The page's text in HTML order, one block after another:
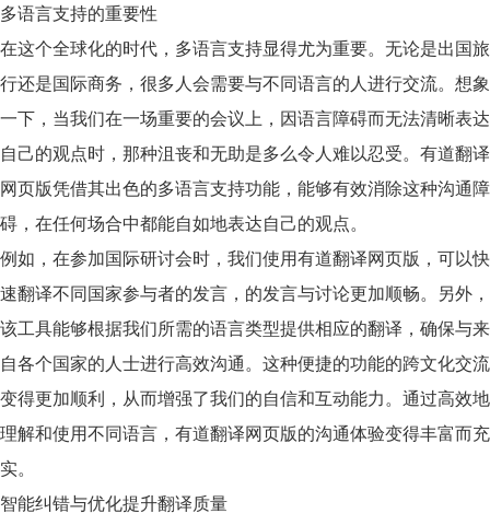
多语言支持的重要性
在这个全球化的时代， 多语言支持显得尤为重要。无论是出国旅
行还是国际商务，很多人会需要与不同语言的人进行交流。想象
一下，当我们在一场重要的会议上，因语言障碍而无法清晰表达
自己的观点时，那种沮丧和无助是多么令人难以忍受。有道翻译
网页版凭借其出色的多语言支持功能，能够有效消除这种沟通障
碍，在任何场合中都能自如地表达自己的观点。
例如，在参加国际研讨会时，我们使用有道翻译网页版，可以快
速翻译不同国家参与者的发言，的发言与讨论更加顺畅。另外，
该工具能够根据我们所需的语言类型提供相应的翻译，确保与来
自各个国家的人士进行高效沟通。这种便捷的功能的跨文化交流
变得更加顺利，从而增强了我们的自信和互动能力。通过高效地
理解和使用不同语言，有道翻译网页版的沟通体验变得丰富而充
实。
智能纠错与优化提升翻译质量